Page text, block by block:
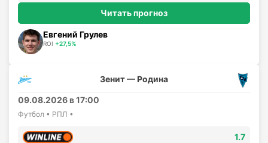
Читать прогноз
Евгений Грулев
ROI +27,5%
Зенит — Родина
09.08.2026 в 17:00
Футбол • РПЛ •
1.7